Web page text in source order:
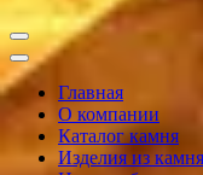
Главная
О компании
Каталог камня
Изделия из камня